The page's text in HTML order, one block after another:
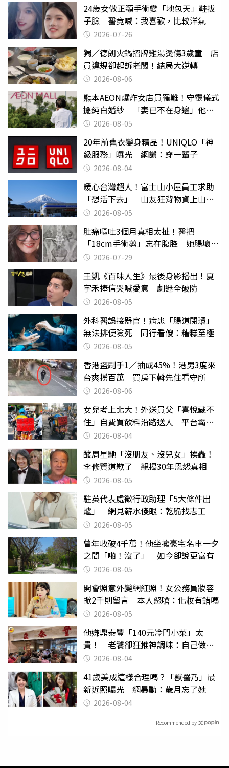
24歲女做正顎手術變「地包天」鞋拔
子臉 醫竟喊：我喜歡，比較洋氣
2026-07-26
獨／德朗火鍋招牌雞湯燙傷3歲童 店
員違規卻起訴老闆！結局大逆轉
2026-08-06
熊本AEON爆炸女店員罹難！守靈儀式
擺純白婚紗 「妻已不在身邊」他淚
喊：無法想像
2026-08-05
20年前舊衣變身精品！UNIQLO「神
級服務」曝光 網讚：穿一輩子
2026-08-04
暖心台灣超人！富士山小屋員工求助
「想活下去」 山友狂背物資上山：
台灣真的是寶島
2026-08-05
肚痛嘔吐3個月真相太扯！醫把
「18cm手術剪」忘在腹腔 她腸壞死
險喪命
2026-07-29
王凱《百味人生》最後身影播出！夏
宇禾捧信哭喊愛意 劇迷全破防
2026-08-05
外科醫誤接器官！病患「腸道閉環」
無法排便險死 同行看傻：糟糕至極
2026-08-05
香港盜刷手1／抽成45%！港男3度來
台爽撈百萬 買房下斡先住看守所
2026-08-06
女兒考上北大！外送員父「喜悅藏不
住」自費買飲料沿路送人 平台霸氣
幫付學費
2026-08-04
酸周星馳「沒朋友、沒兒女」挨轟！
李修賢道歉了 親揭30年恩怨真相
2026-08-05
駐英代表處徵行政助理「5大條件出
爐」 網見薪水傻眼：乾脆找志工
2026-08-05
曾年收破4千萬！他坐擁豪宅名車一夕
之間「啪！沒了」 如今卻說更富有
2026-08-05
開會照意外變網紅照！女公務員妝容
掀2千則留言 本人怒嗆：化妝有錯嗎
2026-08-05
他嫌鼎泰豐「140元冷門小菜」太
貴！ 老饕卻狂推神調味：自己做不
出來2026-08-04
41歲美成這樣合理嗎？「獸醫乃」最
新近照曝光 網暴動：歲月忘了她
2026-08-04
Recommended by